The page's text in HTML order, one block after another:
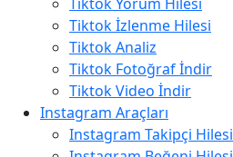
Tiktok İzlenme Hilesi
Tiktok Analiz
Tiktok Fotoğraf İndir
Tiktok Video İndir
Instagram Araçları
Instagram Takipçi Hilesi